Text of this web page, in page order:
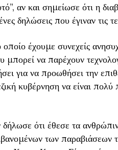
αν και σημείωσε ότι η
δηλώσεις που έγιναν τις
έχουμε συνεχείς
μπορεί να παρέχουν
για να προωθήσει την
κυβέρνηση να είναι
ότι έθεσε τα
των παραβιάσεων